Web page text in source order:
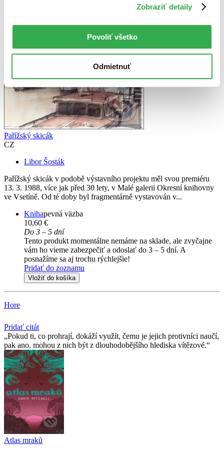
Zobraziť detaily
Povoliť všetko
Odmietnuť
Pařížský skicák
CZ
Libor Šosták
Pařížský skicák v podobě výstavního projektu měl svou premiéru
13. 3. 1988, více jak před 30 lety, v Malé galerii Okresní knihovny
ve Vsetíně. Od té doby byl fragmentárně vystavován v...
Knihapevná väzba
10,60 €
Do 3 – 5 dní
Tento produkt momentálne nemáme na sklade, ale zvyčajne
vám ho vieme zabezpečiť a odoslať do 3 – 5 dní. A
posnažíme sa aj trochu rýchlejšie!
Pridať do zoznamu
Vložiť do košíka
Hore
Pridať citát
Pokud ti, co prohrají, dokáží využít, čemu je jejich protivníci naučí,
pak ano, mohou z nich být z dlouhodobějšího hlediska vítězové.
Atlas mraků